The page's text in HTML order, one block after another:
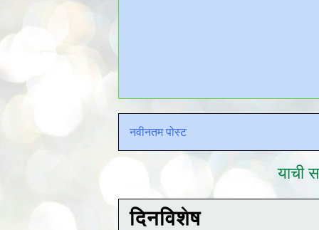
नवीनतम पोस्ट
याची
दिनविशेष